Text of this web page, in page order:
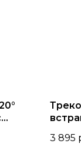
3 895